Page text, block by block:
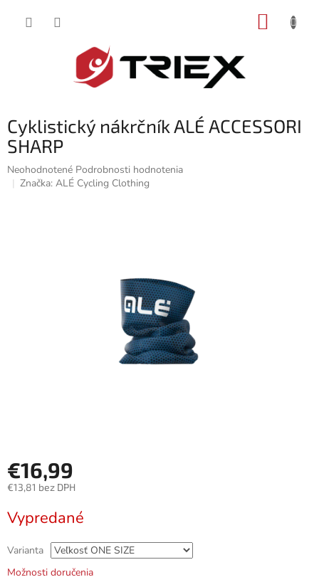
Cyklistický nákrčník ALÉ ACCESSORI
SHARP
Priemerné
hodnotenie
Neohodnotené Podrobnosti hodnotenia
Značka: ALÉ Cycling Clothing
€16,99
€13,81 bez DPH
cena:
Vypredané
Varianta
Možnosti doručenia